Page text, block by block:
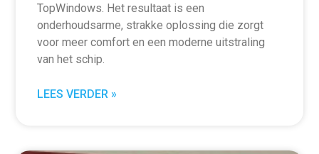
TopWindows. Het resultaat is een
onderhoudsarme, strakke oplossing die zorgt
voor meer comfort en een moderne uitstraling
van het schip.
LEES VERDER »